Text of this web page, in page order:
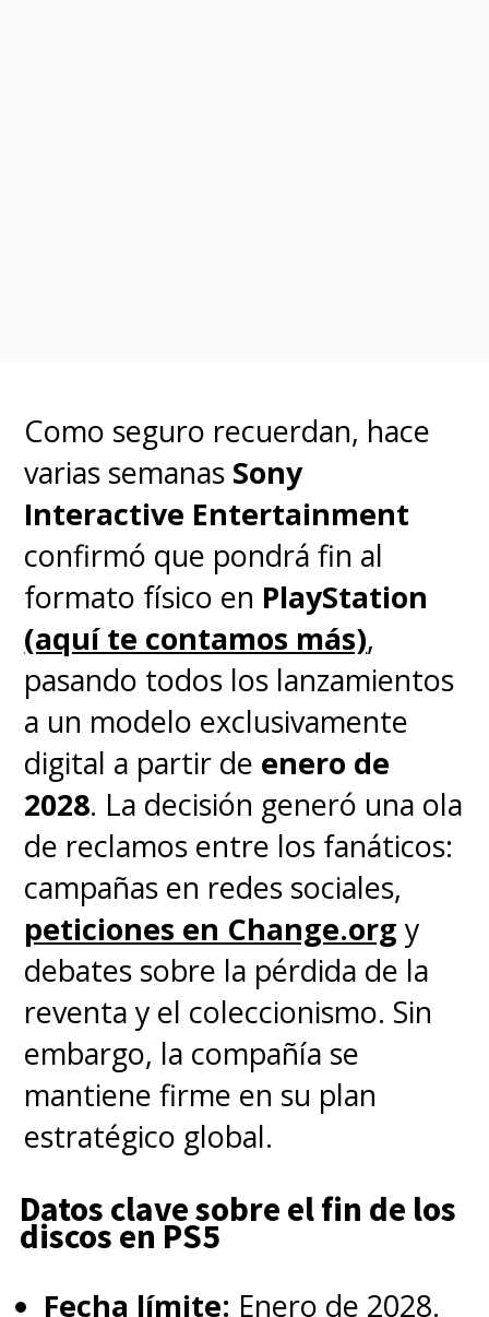
Información adicional para
suscriptores
Además,EA Sports FC 26
seguirá disponible como
Juego mensual hasta el 16 de
junio, con un paquete de íconos
exclusivo para miembros de
PlayStation Plus.
Como seguro recuerdan, hace
varias semanas Sony
Interactive Entertainment
confirmó que pondrá fin al
formato físico en PlayStation
(aquí te contamos más),
pasando todos los lanzamientos
a un modelo exclusivamente
digital a partir de enero de
2028. La decisión generó una ola
de reclamos entre los fanáticos:
campañas en redes sociales,
peticiones en Change.org y
debates sobre la pérdida de la
reventa y el coleccionismo. Sin
embargo, la compañía se
mantiene firme en su plan
estratégico global.
Datos clave sobre el fin de los
discos en PS5
Fecha límite: Enero de 2028.